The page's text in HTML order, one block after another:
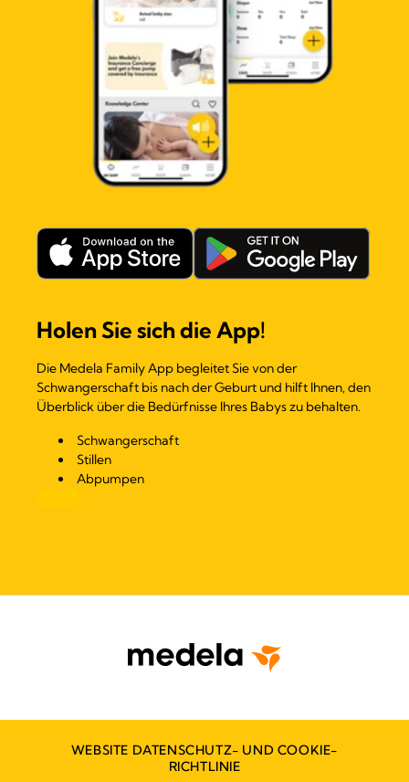
Holen Sie sich die App!
Die Medela Family App begleitet Sie von der
Schwangerschaft bis nach der Geburt und hilft Ihnen, den
Überblick über die Bedürfnisse Ihres Babys zu behalten.
Schwangerschaft
Stillen
Abpumpen
WEBSITE DATENSCHUTZ- UND COOKIE-
RICHTLINIE